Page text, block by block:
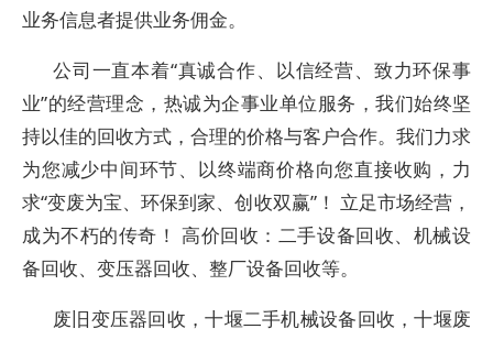
业务信息者提供业务佣金。
公司一直本着“真诚合作、以信经营、致力环保事
业”的经营理念，热诚为企事业单位服务，我们始终坚
持以佳的回收方式，合理的价格与客户合作。我们力求
为您减少中间环节、以终端商价格向您直接收购，力
求“变废为宝、环保到家、创收双赢”！ 立足市场经营，
成为不朽的传奇！ 高价回收：二手设备回收、机械设
备回收、变压器回收、整厂设备回收等。
废旧变压器回收，十堰二手机械设备回收，十堰废